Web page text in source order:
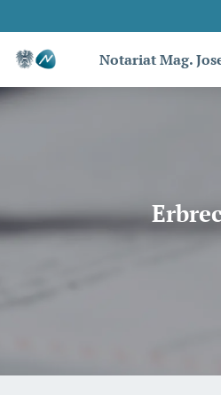
Notariat Mag.